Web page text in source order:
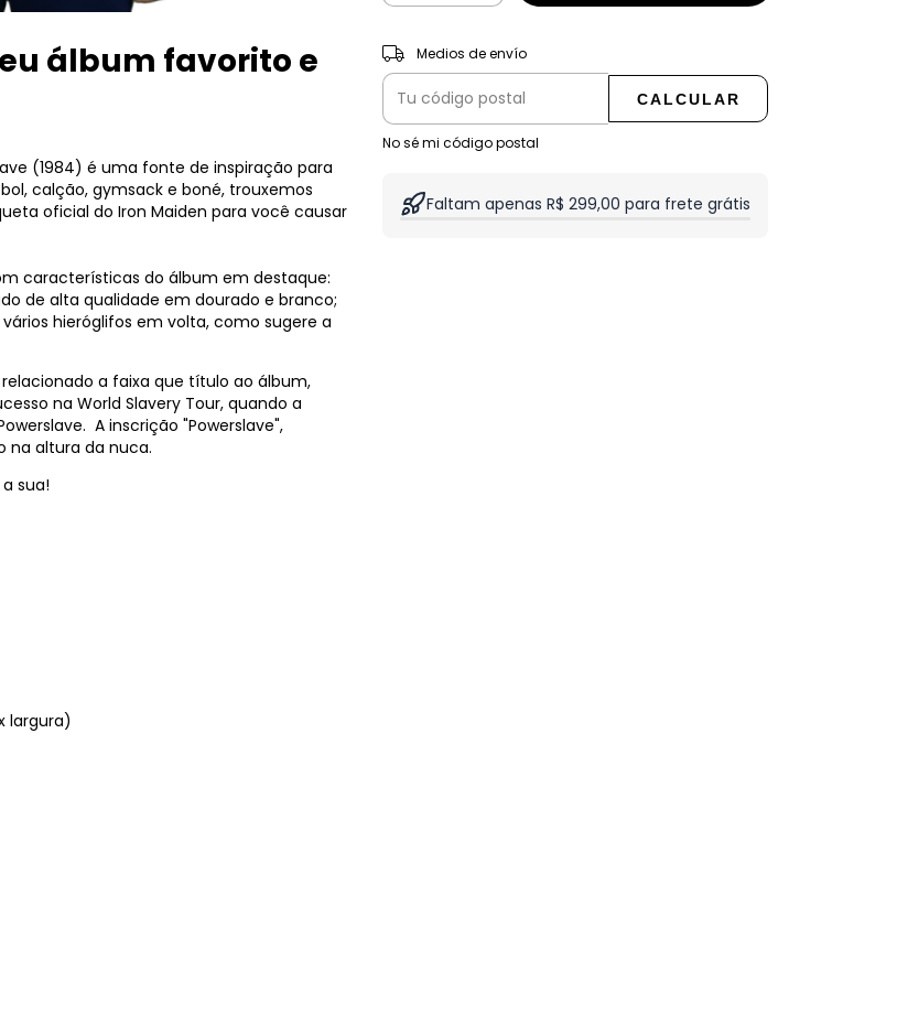
álbum favorito e
(1984) é uma fonte de inspiração para
calção, gymsack e boné, trouxemos
oficial do Iron Maiden para você causar
características do álbum em destaque:
de alta qualidade em dourado e branco;
hieróglifos em volta, como sugere a
a faixa que título ao álbum,
na World Slavery Tour, quando a
A inscrição "Powerslave",
na altura da nuca.
sua!
largura)
Entregas para el CP:
Medios de envío
CALCULAR
No sé mi código postal
Faltam apenas R$ 299,00 para frete grátis